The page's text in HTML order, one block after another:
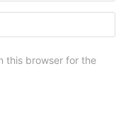
this browser for the